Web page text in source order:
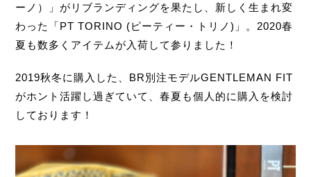
ーノ）」がリブランディングを果たし、新しく生まれ変
わった「PT TORINO (ピーティー・トリノ)」。2020春
夏も数多くアイテムが入荷して参りました！
2019秋冬に購入した、BR別注モデルGENTLEMAN FIT
がホント活躍し過ぎていて、春夏も個人的に購入を検討
しております！